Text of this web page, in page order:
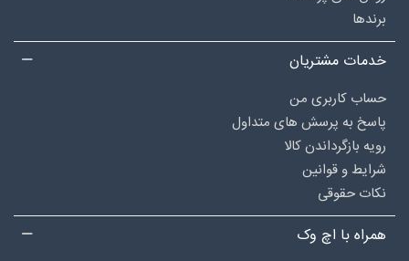
برندها
خدمات مشتریان
حساب کاربری من
پاسخ به پرسش های متداول
رویه بازگرداندن کالا
شرایط و قوانین
نکات حقوقی
همراه با اچ وک